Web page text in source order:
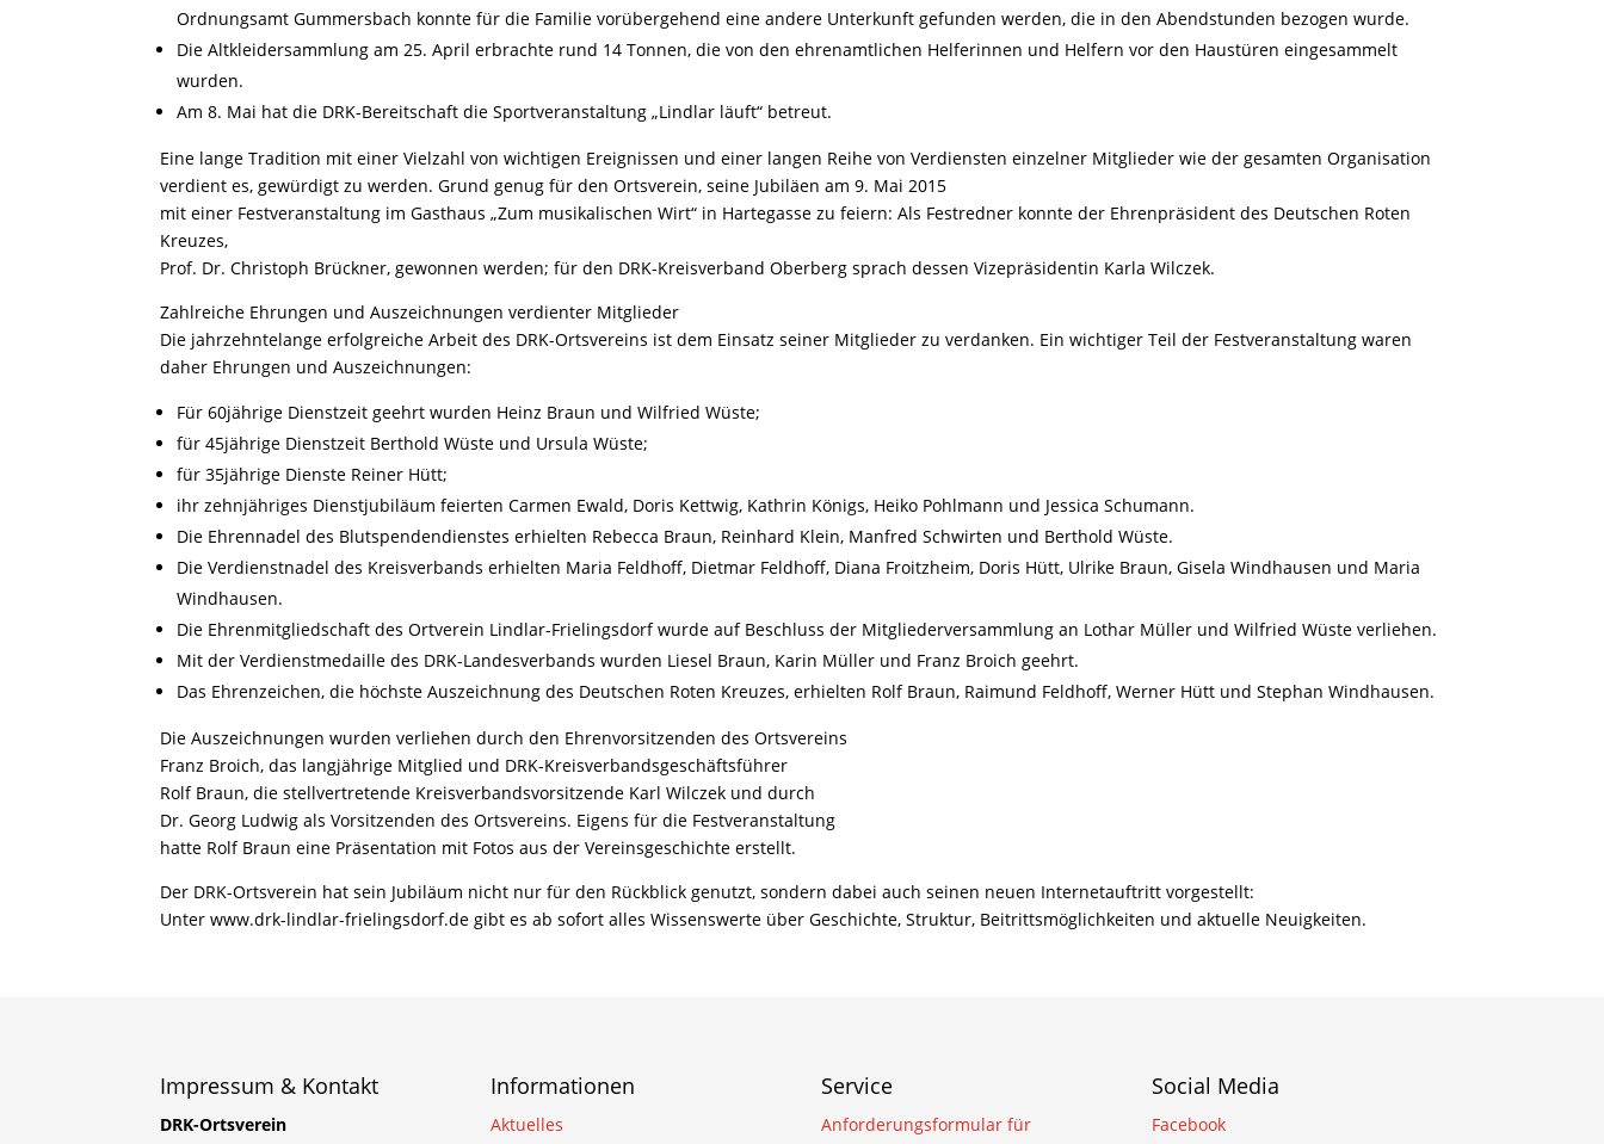
Ordnungsamt Gummersbach konnte für die Familie vorübergehend eine andere Unterkunft gefunden werden, die in den Abendstunden bezogen wurde.
Die Altkleidersammlung am 25. April erbrachte rund 14 Tonnen, die von den ehrenamtlichen Helferinnen und Helfern vor den Haustüren eingesammelt
wurden.
Am 8. Mai hat die DRK-Bereitschaft die Sportveranstaltung „Lindlar läuft“ betreut.
Eine lange Tradition mit einer Vielzahl von wichtigen Ereignissen und einer langen Reihe von Verdiensten einzelner Mitglieder wie der gesamten Organisation
verdient es, gewürdigt zu werden. Grund genug für den Ortsverein, seine Jubiläen am 9. Mai 2015
mit einer Festveranstaltung im Gasthaus „Zum musikalischen Wirt“ in Hartegasse zu feiern: Als Festredner konnte der Ehrenpräsident des Deutschen Roten
Kreuzes,
Prof. Dr. Christoph Brückner, gewonnen werden; für den DRK-Kreisverband Oberberg sprach dessen Vizepräsidentin Karla Wilczek.
Zahlreiche Ehrungen und Auszeichnungen verdienter Mitglieder
Die jahrzehntelange erfolgreiche Arbeit des DRK-Ortsvereins ist dem Einsatz seiner Mitglieder zu verdanken. Ein wichtiger Teil der Festveranstaltung waren
daher Ehrungen und Auszeichnungen:
Für 60jährige Dienstzeit geehrt wurden Heinz Braun und Wilfried Wüste;
für 45jährige Dienstzeit Berthold Wüste und Ursula Wüste;
für 35jährige Dienste Reiner Hütt;
ihr zehnjähriges Dienstjubiläum feierten Carmen Ewald, Doris Kettwig, Kathrin Königs, Heiko Pohlmann und Jessica Schumann.
Die Ehrennadel des Blutspendendienstes erhielten Rebecca Braun, Reinhard Klein, Manfred Schwirten und Berthold Wüste.
Die Verdienstnadel des Kreisverbands erhielten Maria Feldhoff, Dietmar Feldhoff, Diana Froitzheim, Doris Hütt, Ulrike Braun, Gisela Windhausen und Maria
Windhausen.
Die Ehrenmitgliedschaft des Ortverein Lindlar-Frielingsdorf wurde auf Beschluss der Mitgliederversammlung an Lothar Müller und Wilfried Wüste verliehen.
Mit der Verdienstmedaille des DRK-Landesverbands wurden Liesel Braun, Karin Müller und Franz Broich geehrt.
Das Ehrenzeichen, die höchste Auszeichnung des Deutschen Roten Kreuzes, erhielten Rolf Braun, Raimund Feldhoff, Werner Hütt und Stephan Windhausen.
Die Auszeichnungen wurden verliehen durch den Ehrenvorsitzenden des Ortsvereins
Franz Broich, das langjährige Mitglied und DRK-Kreisverbandsgeschäftsführer
Rolf Braun, die stellvertretende Kreisverbandsvorsitzende Karl Wilczek und durch
Dr. Georg Ludwig als Vorsitzenden des Ortsvereins. Eigens für die Festveranstaltung
hatte Rolf Braun eine Präsentation mit Fotos aus der Vereinsgeschichte erstellt.
Der DRK-Ortsverein hat sein Jubiläum nicht nur für den Rückblick genutzt, sondern dabei auch seinen neuen Internetauftritt vorgestellt:
Unter www.drk-lindlar-frielingsdorf.de gibt es ab sofort alles Wissenswerte über Geschichte, Struktur, Beitrittsmöglichkeiten und aktuelle Neuigkeiten.
Impressum & Kontakt
DRK-Ortsverein
Informationen
Aktuelles
Service
Anforderungsformular für
Social Media
Facebook